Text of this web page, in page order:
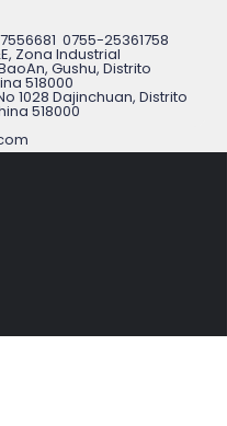
para
0755-25361758
Zona Industrial
Gushu, Distrito
518000
1028 Dajinchuan, Distrito
518000